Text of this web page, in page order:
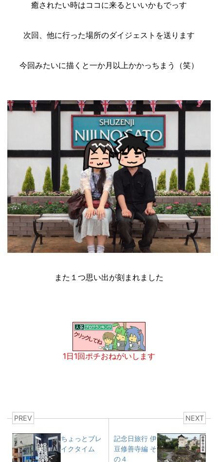
癒されたい時はココに来るといいかもでっす
次回、他に行った場所のダイジェストを送ります
今回みたいに描くと一か月以上かかっちまう（笑）
また１つ思い出が刻まれました
1日1回ポチおねがいします
PREV
ちょっとブレ
イクタイム
NEXT
記念日旅行 伊
豆修善寺編 そ
の４